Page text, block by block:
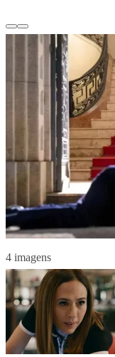
4 imagens